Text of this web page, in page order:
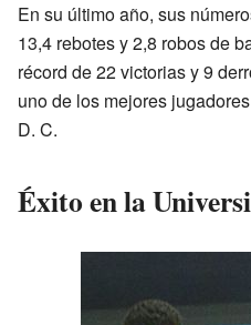
En su último año, sus
13,4 rebotes y 2,8 robos de
récord de 22 victorias y 9
uno de los mejores
D. C.
Éxito en la